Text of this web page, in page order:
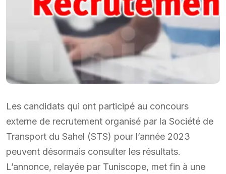
Les candidats qui ont participé au concours
externe de recrutement organisé par la Société de
Transport du Sahel (STS) pour l’année 2023
peuvent désormais consulter les résultats.
L’annonce, relayée par Tuniscope, met fin à une